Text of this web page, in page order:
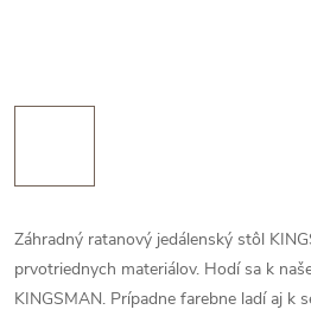
Záhradný ratanový jedálenský stôl
prvotriednych materiálov. Hodí sa k
KINGSMAN. Prípadne farebne ladí aj k